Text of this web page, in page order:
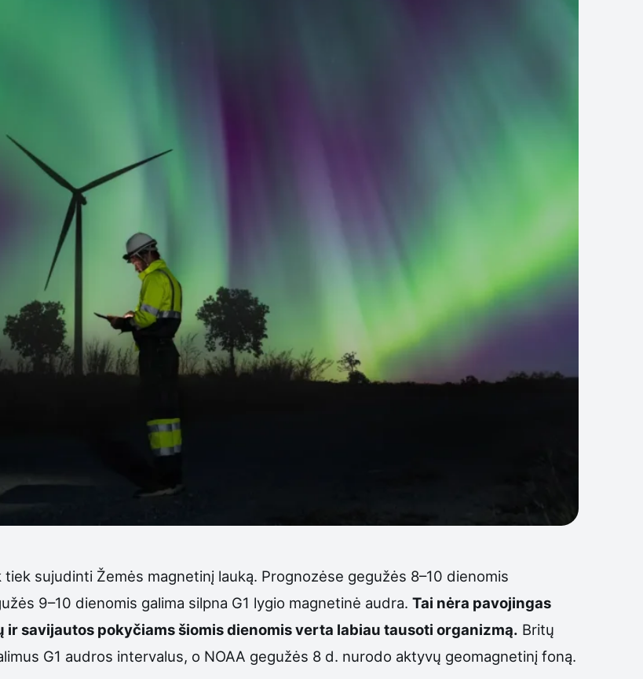
sujudinti Žemės magnetinį lauką. Prognozėse gegužės 8–10 dienomis
9–10 dienomis galima silpna G1 lygio magnetinė audra. Tai nėra pavojingas
savijautos pokyčiams šiomis dienomis verta labiau tausoti organizmą. Britų
G1 audros intervalus, o NOAA gegužės 8 d. nurodo aktyvų geomagnetinį foną.